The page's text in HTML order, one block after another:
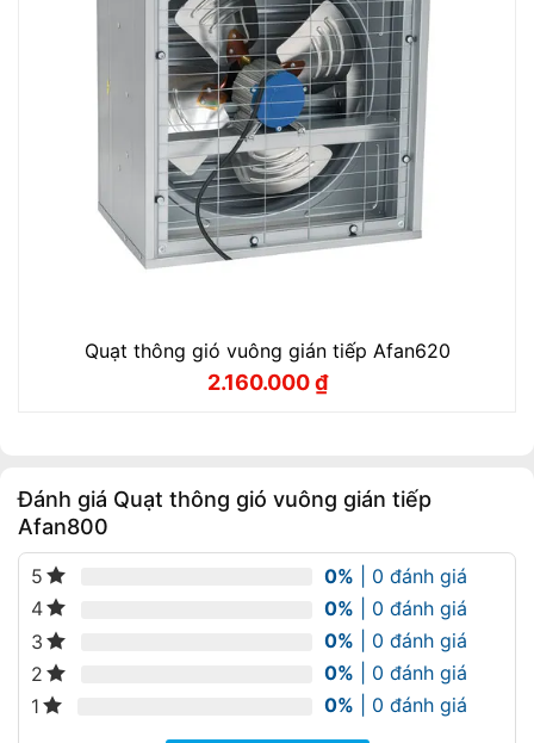
Quạt thông gió vuông gián tiếp Afan620
Giá
2.160.000₫
Giá
Đánh giá Quạt thông gió vuông gián tiếp
Afan800
5 0% | 0 đánh giá
4
0% | 0 đánh giá
3
0% | 0 đánh giá
2
0% | 0 đánh giá
1
0% | 0 đánh giá